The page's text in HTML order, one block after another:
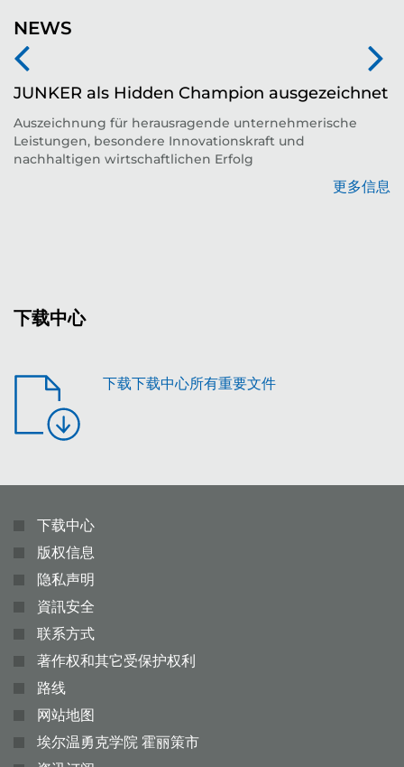
NEWS
JUNKER als Hidden Champion ausgezeichnet
Auszeichnung für herausragende unternehmerische
Leistungen, besondere Innovationskraft und
nachhaltigen wirtschaftlichen Erfolg
更多信息
下载中心
下载下载中心所有重要文件
下载中心
版权信息
隐私声明
資訊安全
联系方式
著作权和其它受保护权利
路线
网站地图
埃尔温勇克学院 霍丽策市